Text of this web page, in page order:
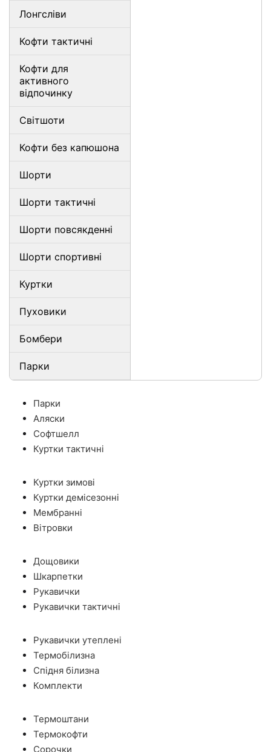
Лонгсліви
Кофти тактичні
Кофти для
активного
відпочинку
Світшоти
Кофти без капюшона
Шорти
Шорти тактичні
Шорти повсякденні
Шорти спортивні
Куртки
Пуховики
Бомбери
Парки
Парки
Аляски
Софтшелл
Куртки тактичні
Куртки зимові
Куртки демісезонні
Мембранні
Вітровки
Дощовики
Шкарпетки
Рукавички
Рукавички тактичні
Рукавички утеплені
Термобілизна
Спідня білизна
Комплекти
Термоштани
Термокофти
Сорочки